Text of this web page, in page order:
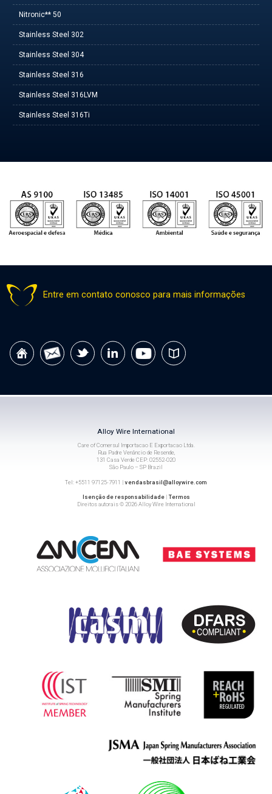
Nitronic** 50
Stainless Steel 302
Stainless Steel 304
Stainless Steel 316
Stainless Steel 316LVM
Stainless Steel 316Ti
Entre em contato conosco para mais informações
Alloy Wire International
Care of Comersul Importacao E Exportacao Ltda.
Rua Padre Venâncio de Resende,
131 Casa Verde CEP: 02552-020
São Paulo – SP Brazil
Tel: +5511 97125-7911 |vendasbrasil@alloywire.com
Isenção de responsabilidade|Termos
Direitos autorais © 2026 Alloy Wire International